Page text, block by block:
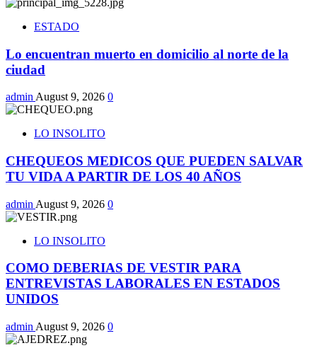
ESTADO
Lo encuentran muerto en domicilio al norte de la
ciudad
admin August 9, 2026 0
LO INSOLITO
CHEQUEOS MEDICOS QUE PUEDEN SALVAR
TU VIDA A PARTIR DE LOS 40 AÑOS
admin August 9, 2026 0
LO INSOLITO
COMO DEBERIAS DE VESTIR PARA
ENTREVISTAS LABORALES EN ESTADOS
UNIDOS
admin August 9, 2026 0